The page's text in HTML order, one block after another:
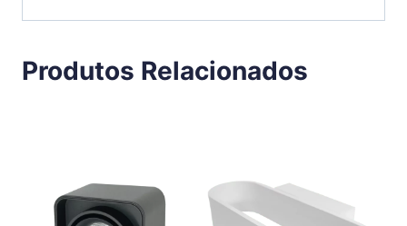
Produtos Relacionados